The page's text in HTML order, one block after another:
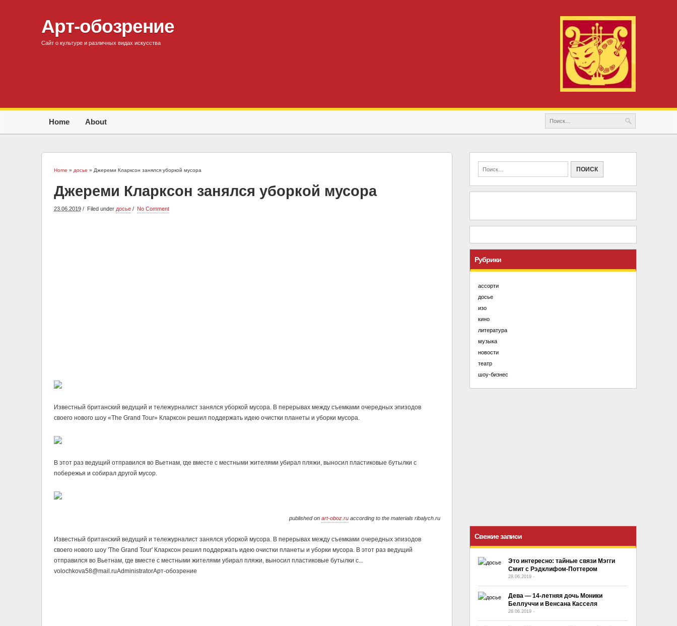
Арт-обозрение
Сайт о культуре и различных видах искусства
Home About
Home » досье » Джереми Кларксон занялся уборкой мусора
Джереми Кларксон занялся уборкой мусора
23.06.2019 Filed under досье No Comment
Известный британский ведущий и тележурналист занялся уборкой мусора. В перерывах между съемками очередных эпизодов
своего нового шоу «The Grand Tour» Кларксон решил поддержать идею очистки планеты и уборки мусора.
В этот раз ведущий отправился во Вьетнам, где вместе с местными жителями убирал пляжи, выносил пластиковые бутылки с
побережья и собирал другой мусор.
published on art-oboz.ruaccording to the materials ribalych.ru
Известный британский ведущий и тележурналист занялся уборкой мусора. В перерывах между съемками очередных эпизодов
своего нового шоу 'The Grand Tour' Кларксон решил поддержать идею очистки планеты и уборки мусора. В этот раз ведущий
отправился во Вьетнам, где вместе с местными жителями убирал пляжи, выносил пластиковые бутылки с...
volochkova58@mail.ruAdministratorАрт-обозрение
Рубрики
ассорти
досье
изо
кино
литература
музыка
новости
театр
шоу-бизнес
Свежие записи
Это интересно: тайные связи Мэгги
Смит с Рэдклифом-Поттером
28.06.2019-
Дева — 14-летняя дочь Моники
Беллуччи и Венсана Касселя
28.06.2019-